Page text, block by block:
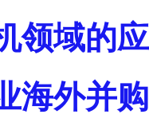
领域的
海外并